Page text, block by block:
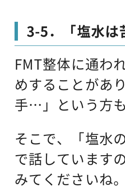
3-5．「塩水
FMT整体に通わ
めすることがあ
手…」という方
そこで、「塩水
で話しています
みてくださいね。